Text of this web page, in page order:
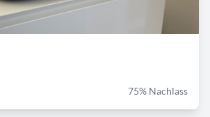
75% Nachlass